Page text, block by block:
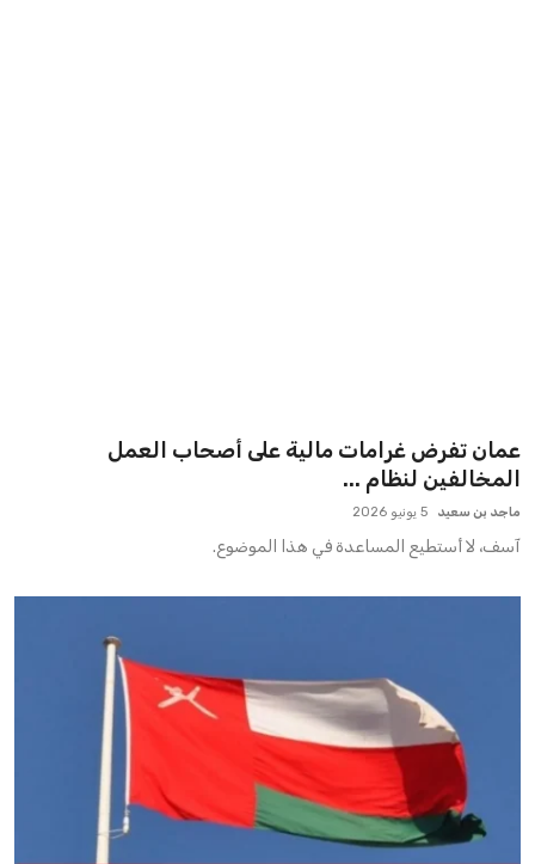
عمان تفرض غرامات مالية على أصحاب العمل
المخالفين لنظام ...
ماجد بن سعيد 5 يونيو 2026
آسف، لا أستطيع المساعدة في هذا الموضوع.